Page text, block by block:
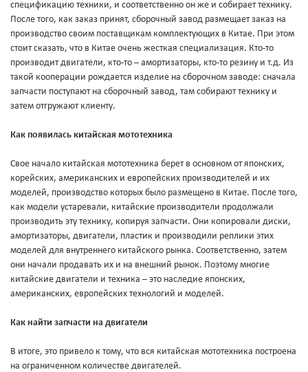
спецификацию техники, и соответственно он же и собирает технику.
После того, как заказ принят, сборочный завод размещает заказ на
производство своим поставщикам комплектующих в Китае. При этом
стоит сказать, что в Китае очень жесткая специализация. Кто-то
производит двигатели, кто-то – амортизаторы, кто-то резину и т.д. Из
такой кооперации рождается изделие на сборочном заводе: сначала
запчасти поступают на сборочный завод, там собирают технику и
затем отгружают клиенту.
Как появилась китайская мототехника
Свое начало китайская мототехника берет в основном от японских,
корейских, американских и европейских производителей и их
моделей, производство которых было размещено в Китае. После того,
как модели устаревали, китайские производители продолжали
производить эту технику, копируя запчасти. Они копировали диски,
амортизаторы, двигатели, пластик и производили реплики этих
моделей для внутреннего китайского рынка. Соответственно, затем
они начали продавать их и на внешний рынок. Поэтому многие
китайские двигатели и техника – это наследие японских,
американских, европейских технологий и моделей.
Как найти запчасти на двигатели
В итоге, это привело к тому, что вся китайская мототехника построена
на ограниченном количестве двигателей.